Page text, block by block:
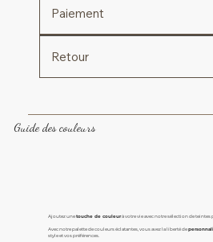
Paiement
Retour
Guide des couleurs
Ajoutez unetouche de couleurà votre vie avec notre sélection de
Avec notre palette de couleurs éclatantes, vous avez la liberté de
style et vos préférences.